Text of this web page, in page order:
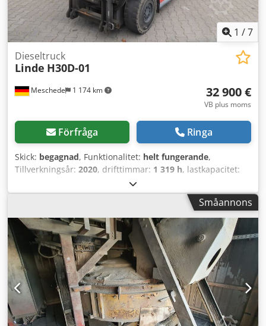
1 /7
Meschede 1 174 km
Dieseltruck
Linde H30D-01
32 900 €
VB plus moms
Förfråga Ringa
Skick: begagnad, Funktionalitet: helt fungerande,
Tillverkningsår: 2020, drifttimmar: 1 319 h, lastkapacitet:
, fri lyfthöjd:
bränsletyp:diesel, masttyp:simplex, byggnadshöjd:2 420
, Dieselgaffeltruck Lastens tyngdpunkt:
500 ISO-klass: ISO-klass 3 = 2 500–4 999 kg Masttyp:
Standard Skick: Klar för användning och fullt funktionell
Tekniskt skick: Bra Framdäcktyp: Superelastik
Framdäckskick: 80–100 % Bakdäcktyp: Superelastik
Bakdäckskick: 80–100 % Gaffel med pallvändare
Codpfxezmkluo Afvjrf 3:e ventil, 4:e ventil,
arbetsstrålkastare bak, arbetsstrålkastare fram, värmare,
partikelfilter, hel hytt, luftkonditionering, roterande
varningslampa.
Småannons